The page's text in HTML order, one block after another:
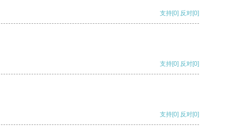
支持[0] 反对[0]
支持[0] 反对[0]
支持[0] 反对[0]